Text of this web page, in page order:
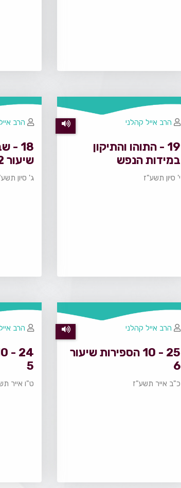
19 - התוהו והתיקון
במידות הנפש
י' סיון תשע"ז
הרב אייל קהלני
18
שיעור 2
ג' סיון
הרב
25 - 10 הספירות שיעור
6
כ"ב אייר תשע"ז
הרב אייל קהלני
5
ט"ו אייר
הרב